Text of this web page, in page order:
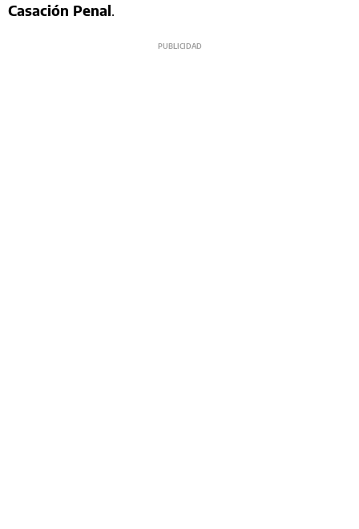
Casación Penal.